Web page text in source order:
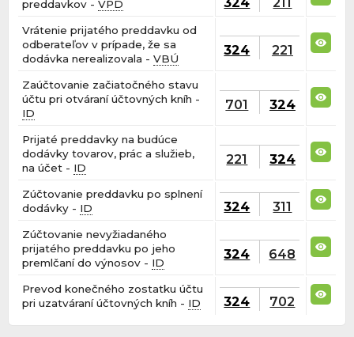
preddavkov -VPD
Vrátenie prijatého preddavku od
odberateľov v prípade, že sa
dodávka nerealizovala -VBÚ
324 221
Zaúčtovanie začiatočného stavu
účtu pri otváraní účtovných kníh -
ID
701 324
Prijaté preddavky na budúce
dodávky tovarov, prác a služieb,
na účet - ID
221 324
Zúčtovanie preddavku po splnení
dodávky - ID 324 311
Zúčtovanie nevyžiadaného
prijatého preddavku po jeho
premlčaní do výnosov - ID
324 648
Prevod konečného zostatku účtu
pri uzatváraní účtovných kníh - ID 324 702